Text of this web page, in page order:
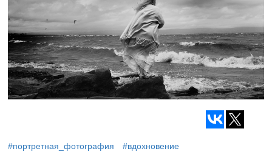
#портретная_фотография #вдохновение